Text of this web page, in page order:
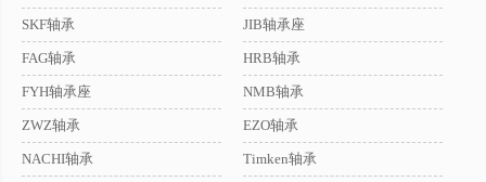
SKF轴承 JIB轴承座
FAG轴承 HRB轴承
FYH轴承座 NMB轴承
ZWZ轴承 EZO轴承
NACHI轴承 Timken轴承